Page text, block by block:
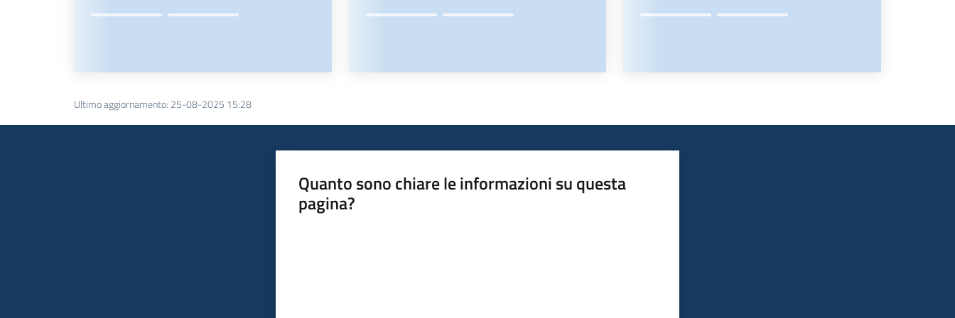
Ultimo aggiornamento: 25-08-2025 15:28
Quanto sono chiare le informazioni su questa
pagina?